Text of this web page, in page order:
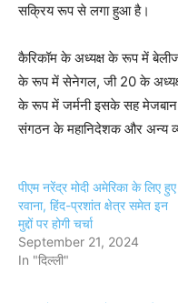
सक्रिय रूप से लगा हुआ है।
कैरिकॉम के अध्यक्ष के रूप में
के रूप में सेनेगल, जी 20 के
के रूप में जर्मनी इसके सह मेजबान
संगठन के महानिदेशक और अन्य
पीएम नरेंद्र मोदी अमेरिका के लिए हुए
रवाना, हिंद-प्रशांत क्षेत्र समेत इन
मुद्दों पर होगी चर्चा
September 21, 2024
In "दिल्ली"